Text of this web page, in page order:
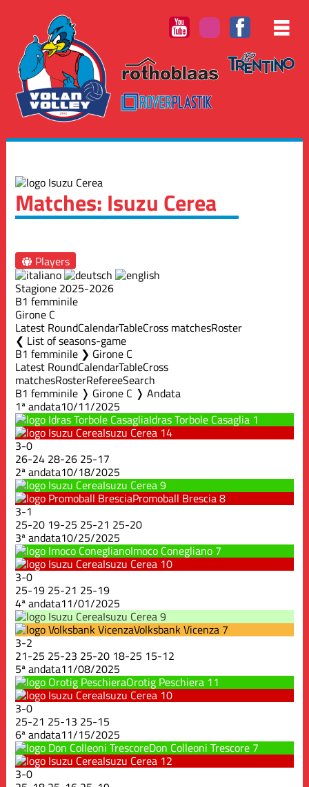
Matches: Isuzu Cerea
Players
Stagione 2025-2026
B1 femminile
Girone C
Latest RoundCalendarTableCross matchesRoster
List of seasons-game
B1 femminile ❯ Girone C
Latest RoundCalendarTableCross
matchesRosterRefereeSearch
B1 femminile ❭ Girone C ❭ Andata
1ª andata10/11/2025
Idras Torbole Casaglia 1
Isuzu Cerea 14
3-0
26-24 28-26 25-17
2ª andata10/18/2025
Isuzu Cerea9
Promoball Brescia8
3-1
25-20 19-25 25-21 25-20
3ª andata10/25/2025
Imoco Conegliano 7
Isuzu Cerea 10
3-0
25-19 25-21 25-19
4ª andata11/01/2025
Isuzu Cerea9
Volksbank Vicenza 7
3-2
21-25 25-23 25-20 18-25 15-12
5ª andata11/08/2025
Orotig Peschiera 11
Isuzu Cerea 10
3-0
25-21 25-13 25-15
6ª andata11/15/2025
Don Colleoni Trescore 7
Isuzu Cerea 12
3-0